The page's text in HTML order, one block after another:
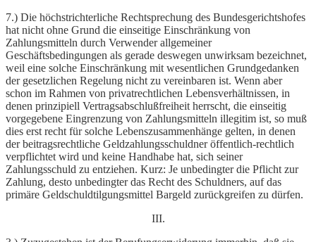
7.) Die höchstrichterliche Rechtsprechung des Bundesgerichtshofes
hat nicht ohne Grund die einseitige Einschränkung von
Zahlungsmitteln durch Verwender allgemeiner
Geschäftsbedingungen als gerade deswegen unwirksam bezeichnet,
weil eine solche Einschränkung mit wesentlichen Grundgedanken
der gesetzlichen Regelung nicht zu vereinbaren ist. Wenn aber
schon im Rahmen von privatrechtlichen Lebensverhältnissen, in
denen prinzipiell Vertragsabschlußfreiheit herrscht, die einseitig
vorgegebene Eingrenzung von Zahlungsmitteln illegitim ist, so muß
dies erst recht für solche Lebenszusammenhänge gelten, in denen
der beitragsrechtliche Geldzahlungsschuldner öffentlich-rechtlich
verpflichtet wird und keine Handhabe hat, sich seiner
Zahlungsschuld zu entziehen. Kurz: Je unbedingter die Pflicht zur
Zahlung, desto unbedingter das Recht des Schuldners, auf das
primäre Geldschuldtilgungsmittel Bargeld zurückgreifen zu dürfen.
III.